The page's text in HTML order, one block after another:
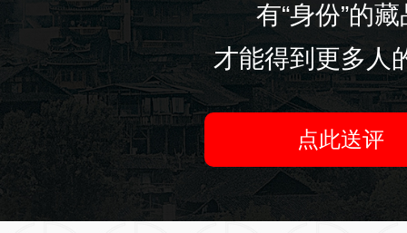
有“身份”的藏
才能得到更多人
点此送评